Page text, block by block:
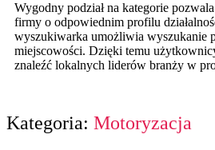
Wygodny podział na kategorie
firmy o odpowiednim profilu
wyszukiwarka umożliwia wyszukanie
miejscowości. Dzięki temu
znaleźć lokalnych liderów branży w
Kategoria: Motoryzacja